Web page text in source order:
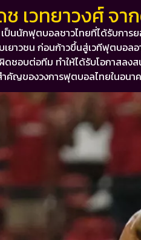
ช เวทยาวงศ์ จ
เป็นนักฟุตบอลชาวไทยที่ได้รับการ
เยาวชน ก่อนก้าวขึ้นสู่เวทีฟุตบอ
ดชอบต่อทีม ทำให้ได้รับโอกาสล
ำคัญของวงการฟุตบอลไทยในอนา